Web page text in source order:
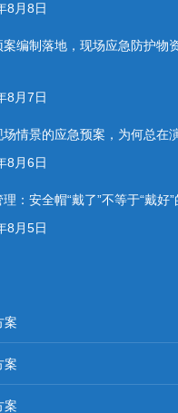
8月8日
案编制落地，现场应急防护物
8月7日
场情景的应急预案，为何总在
8月6日
：安全帽“戴了”不等于“戴好
8月5日
案
案
案